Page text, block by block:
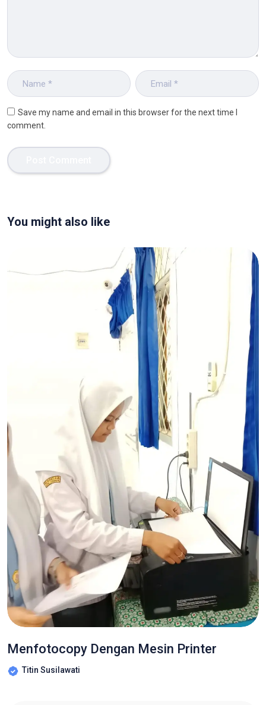
Save my name and email in this browser for the next time I
comment.
You might also like
Menfotocopy Dengan Mesin Printer
Titin Susilawati